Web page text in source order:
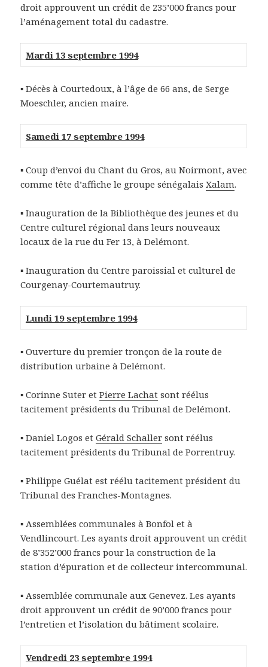
droit approuvent un crédit de 235’000 francs pour
l’aménagement total du cadastre.
Mardi 13 septembre 1994
▪ Décès à Courtedoux, à l’âge de 66 ans, de Serge
Moeschler, ancien maire.
Samedi 17 septembre 1994
▪ Coup d’envoi du Chant du Gros, au Noirmont, avec
comme tête d’affiche le groupe sénégalaisXalam.
▪ Inauguration de la Bibliothèque des jeunes et du
Centre culturel régional dans leurs nouveaux
locaux de la rue du Fer 13, à Delémont.
▪ Inauguration du Centre paroissial et culturel de
Courgenay-Courtemautruy.
Lundi 19 septembre 1994
▪ Ouverture du premier tronçon de la route de
distribution urbaine à Delémont.
▪ Corinne Suter etPierre Lachat sont réélus
tacitement présidents du Tribunal de Delémont.
▪ Daniel Logos etGérald Schaller sont réélus
tacitement présidents du Tribunal de Porrentruy.
▪ Philippe Guélat est réélu tacitement président du
Tribunal des Franches-Montagnes.
▪ Assemblées communales à Bonfol et à
Vendlincourt. Les ayants droit approuvent un crédit
de 8’352’000 francs pour la construction de la
station d’épuration et de collecteur intercommunal.
▪ Assemblée communale aux Genevez. Les ayants
droit approuvent un crédit de 90’000 francs pour
l’entretien et l’isolation du bâtiment scolaire.
Vendredi 23 septembre 1994